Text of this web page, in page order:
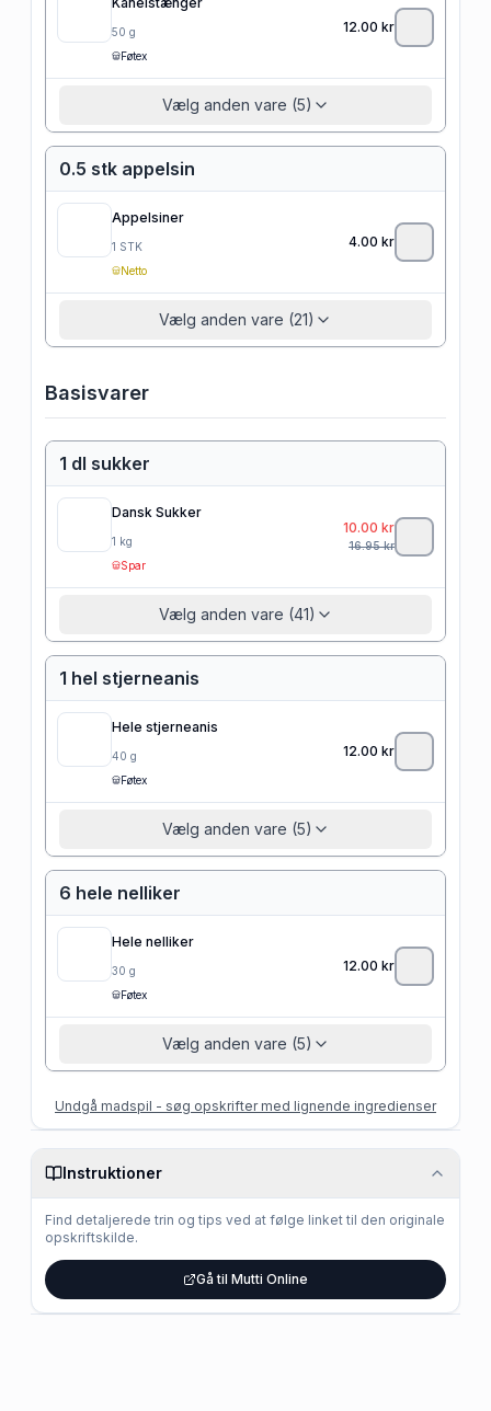
50 g
Føtex
12.00 kr
Vælg anden vare (5)
0.5 stk appelsin
Appelsiner
1 STK
Netto
4.00 kr
Vælg anden vare (21)
Basisvarer
1 dl sukker
Dansk Sukker
1 kg
Spar
10.00 kr
16.95kr
Vælg anden vare (41)
1 hel stjerneanis
Hele stjerneanis
40 g
Føtex
12.00 kr
Vælg anden vare (5)
6 hele nelliker
Hele nelliker
30 g
Føtex
12.00 kr
Vælg anden vare (5)
Undgå madspil - søg opskrifter med lignende ingredienser
Instruktioner
Find detaljerede trin og tips ved at følge linket til den originale
opskriftskilde.
Gå til Mutti Online